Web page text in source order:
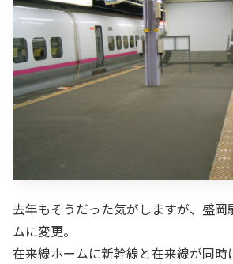
去年もそうだった気がしますが、盛岡
ムに変更。
在来線ホームに新幹線と在来線が同時